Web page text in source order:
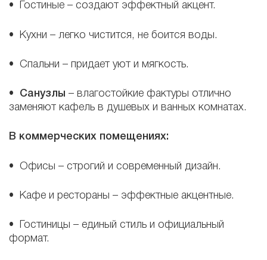
• Гостиные – создают эффектный акцент.
• Кухни – легко чистится, не боится воды.
• Спальни – придает уют и мягкость.
• Санузлы – влагостойкие фактуры отлично
заменяют кафель в душевых и ванных комнатах.
В коммерческих помещениях:
• Офисы – строгий и современный дизайн.
• Кафе и рестораны – эффектные акцентные.
• Гостиницы – единый стиль и официальный
формат.